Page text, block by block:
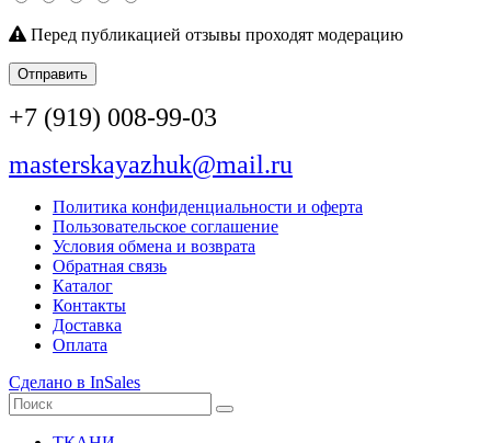
Перед публикацией отзывы проходят модерацию
Отправить
+7 (919) 008-99-03
masterskayazhuk@mail.ru
Политика конфиденциальности и оферта
Пользовательское соглашение
Условия обмена и возврата
Обратная связь
Каталог
Контакты
Доставка
Оплата
Сделано в InSales